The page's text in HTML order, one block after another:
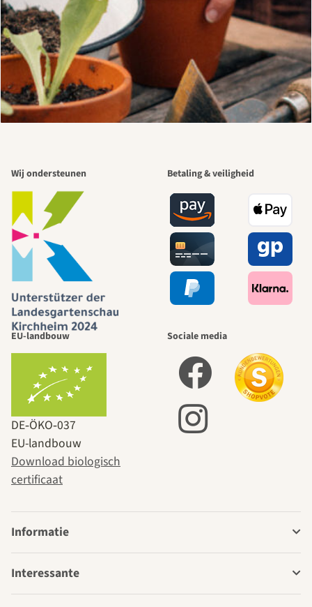
Wij ondersteunen Betaling & veiligheid
EU-landbouw
DE‑ÖKO‑037
EU-landbouw
Download biologisch
certificaat
Sociale media
Informatie
Interessante